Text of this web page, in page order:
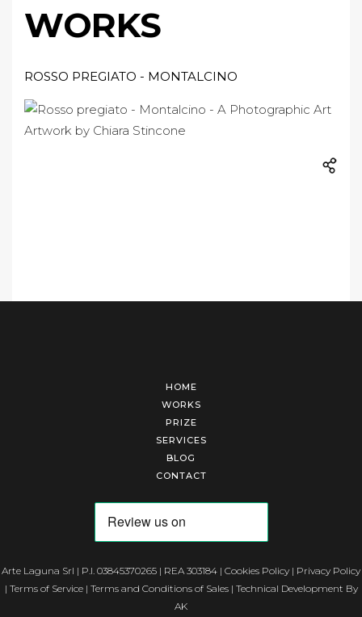
WORKS
ROSSO PREGIATO - MONTALCINO
HOME
WORKS
PRIZE
SERVICES
BLOG
CONTACT
Arte Laguna Srl | P.I. 03845370265 | REA 303184 | Cookies Policy | Privacy Policy
| Terms of Service| Terms and Conditions of Sales| Technical Development By
AK